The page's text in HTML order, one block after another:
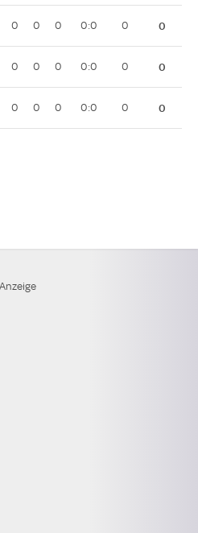
0 0 0 0:0 0 0
0 0 0 0:0 0 0
0 0 0 0:0 0 0